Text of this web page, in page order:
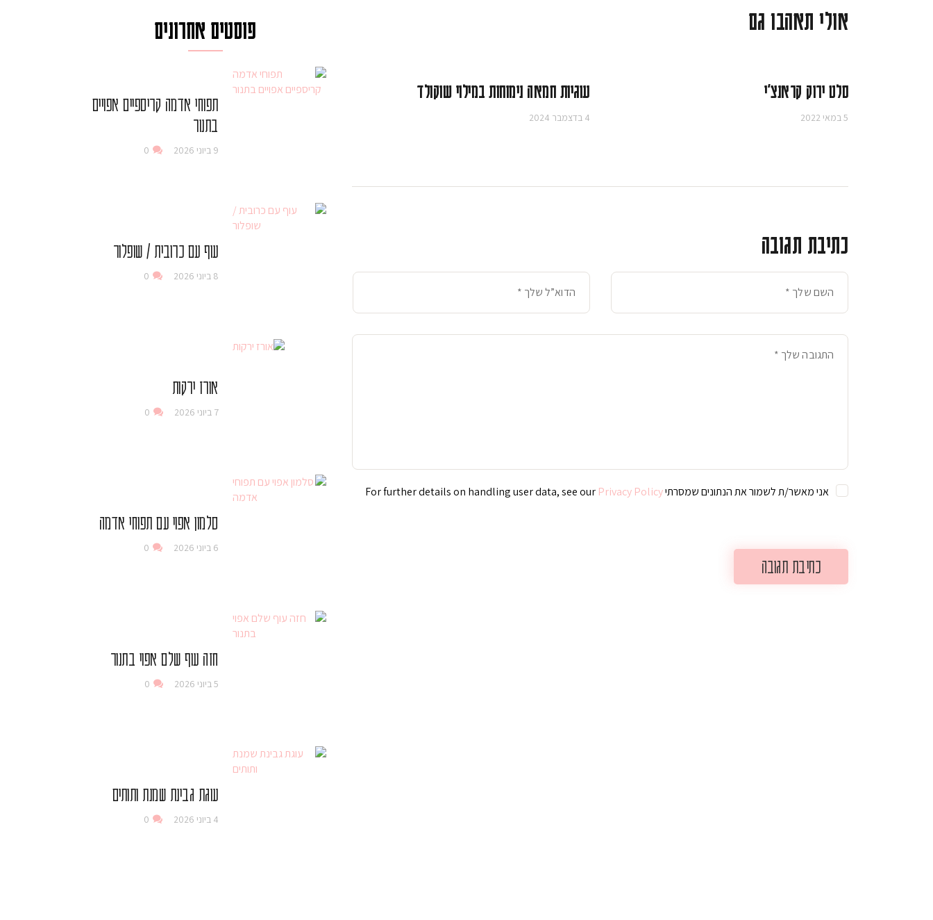
אולי תאהבו גם
סלט ירוק קראנצ'י
5 במאי 2022
עוגיות חמאה נימוחות במילוי שוקולד
4 בדצמבר 2024
כתיבת תגובה
אני מאשר/ת לשמור את הנתונים שמסרתי For further details on handling user data, see ourPrivacy Policy
פוסטים אחרונים
תפוחי אדמה קריספיים אפויים
בתנור
9 ביוני 2026 0
עוף עם כרובית / שופלור
8 ביוני 2026 0
אורז ירקות
7 ביוני 2026 0
סלמון אפוי עם תפוחי אדמה
6 ביוני 2026 0
חזה עוף שלם אפוי בתנור
5 ביוני 2026 0
עוגת גבינת שמנת ותותים
4 ביוני 2026 0